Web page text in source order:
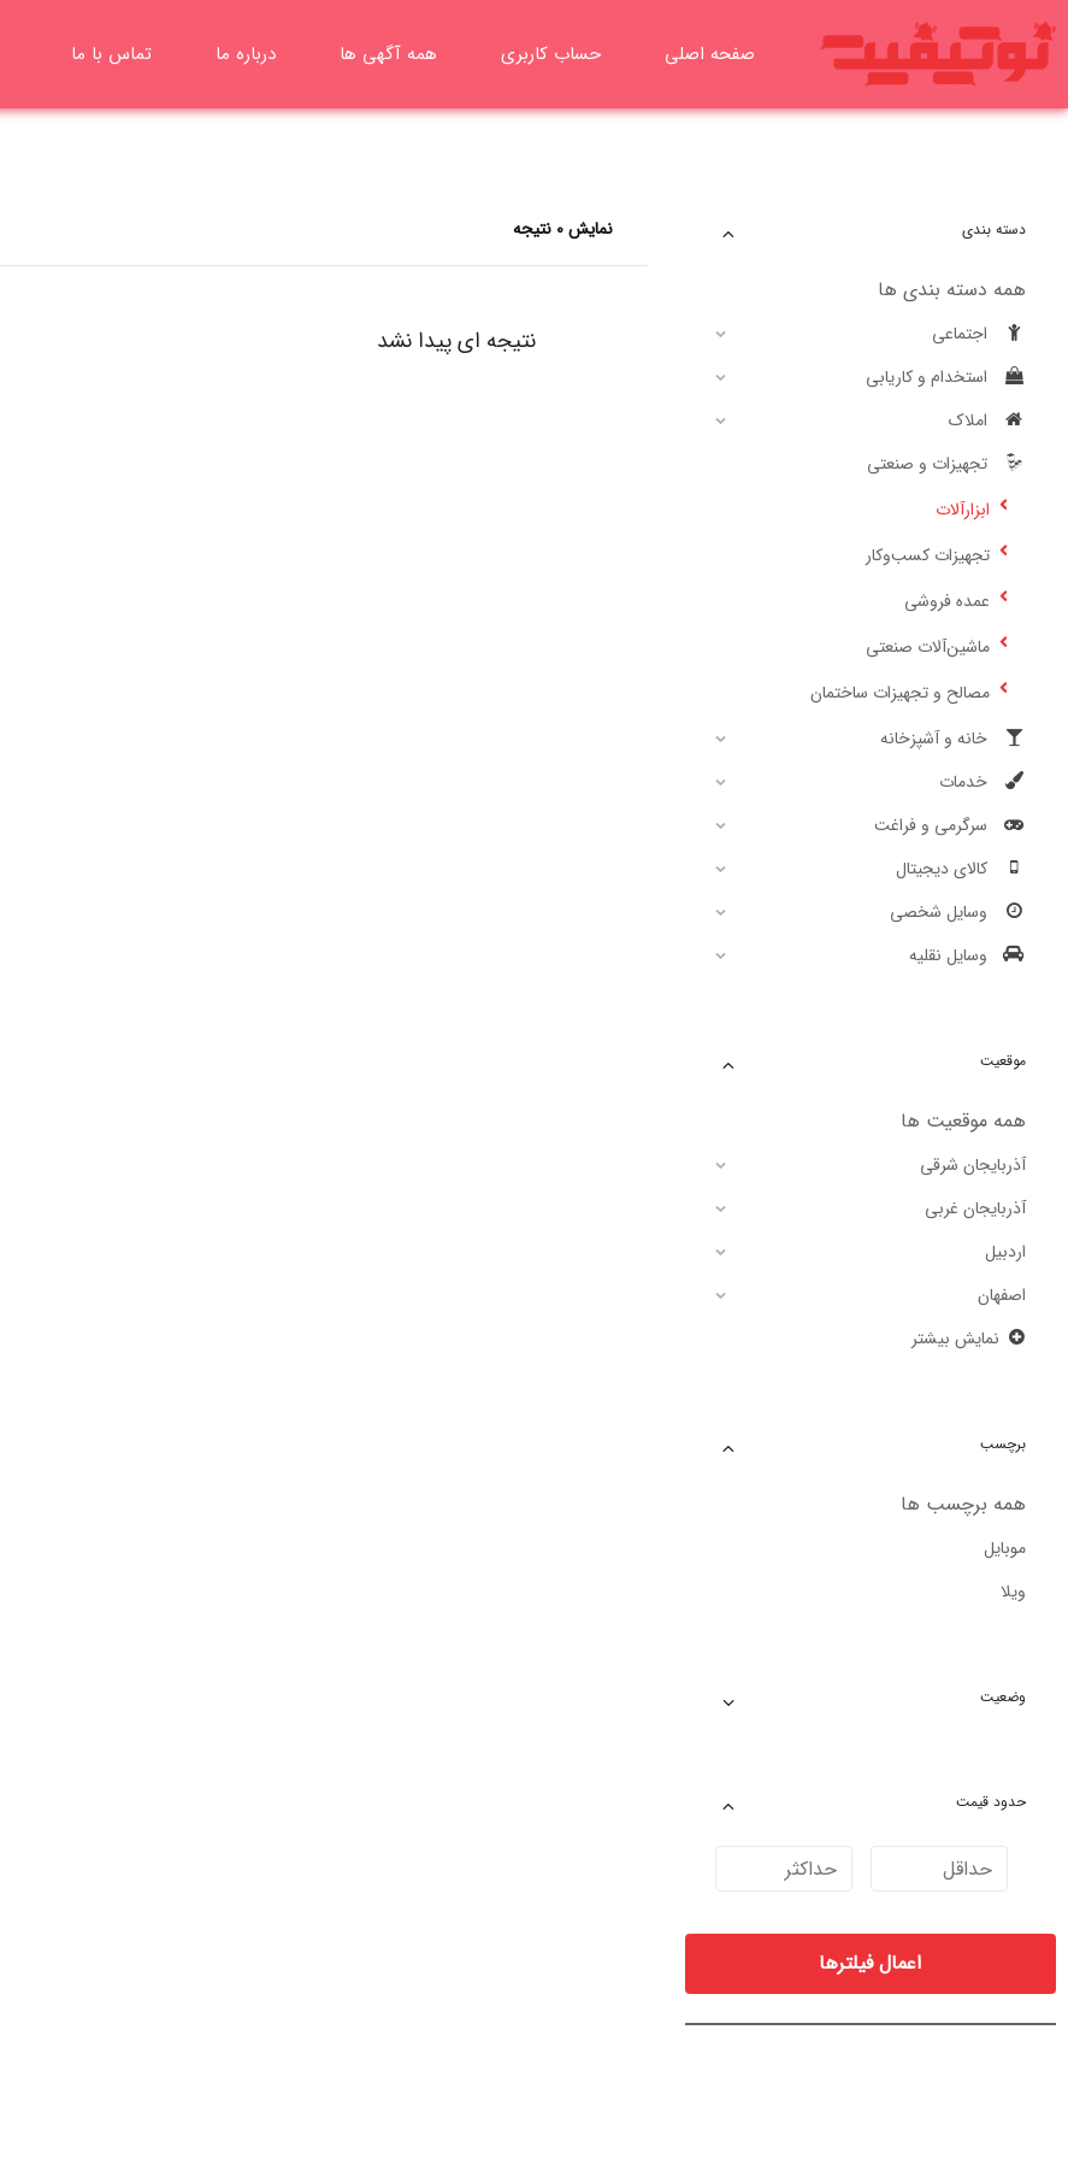
پرش
صفحه اصلی حساب کاربری همه آگهی ها درباره ما تماس با ما
دسته بندی
همه دسته بندی ها
اجتماعی
استخدام و کاریابی
املاک
تجهیزات و صنعتی
ابزارآلات
تجهیزات کسب‌وکار
عمده فروشی
ماشین‌آلات صنعتی
مصالح و تجهیزات ساختمان
خانه و آشپزخانه
خدمات
سرگرمی و فراغت
کالای دیجیتال
وسایل شخصی
وسایل نقلیه
موقعیت
همه موقعیت ها
آذربایجان شرقی
آذربایجان غربی
اردبیل
اصفهان
نمایش بیشتر
برچسب
همه برچسب ها
موبایل
ویلا
وضعیت
حدود قیمت
اعمال فیلترها
نمایش 0 نتیجه
نتیجه ای پیدا نشد